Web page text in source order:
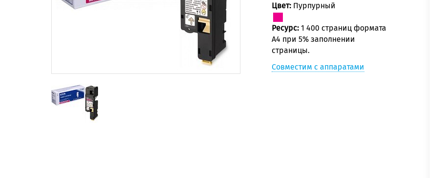
Цвет: Пурпурный
Ресурс: 1 400 страниц формата
А4 при 5% заполнении
страницы.
Совместим с аппаратами